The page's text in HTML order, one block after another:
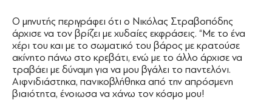
Ο μηνυτής περιγράφει ότι ο Νικόλας Στραβοπόδης
άρχισε να τον βρίζει με χυδαίες εκφράσεις. “Με το ένα
χέρι του και με το σωματικό του βάρος με κρατούσε
ακίνητο πάνω στο κρεβάτι, ενώ με το άλλο άρχισε να
τραβάει με δύναμη για να μου βγάλει το παντελόνι.
Αιφνιδιάστηκα, πανικοβλήθηκα από την απρόσμενη
βιαιότητα, ένοιωσα να χάνω τον κόσμο μου!